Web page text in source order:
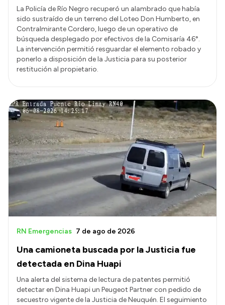
La Policía de Río Negro recuperó un alambrado que había
sido sustraído de un terreno del Loteo Don Humberto, en
Contralmirante Cordero, luego de un operativo de
búsqueda desplegado por efectivos de la Comisaría 46°.
La intervención permitió resguardar el elemento robado y
ponerlo a disposición de la Justicia para su posterior
restitución al propietario.
Una camioneta buscada por la Justicia fue
detectada en Dina Huapi
RN Emergencias 7 de ago de 2026
Una alerta del sistema de lectura de patentes permitió
detectar en Dina Huapi un Peugeot Partner con pedido de
secuestro vigente de la Justicia de Neuquén. El seguimiento